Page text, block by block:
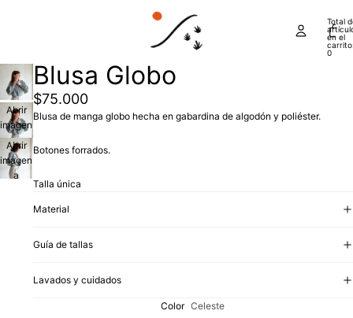
Total
en el
0
Abrir
imagen
a
pantalla
completa
Abrir
imagen
a
completa
Blusa Globo
$75.000
Blusa de manga globo hecha en gabardina de algodón y poliéster.
Botones forrados.
Talla única
Material
Guía de tallas
Lavados y cuidados
Color Celeste